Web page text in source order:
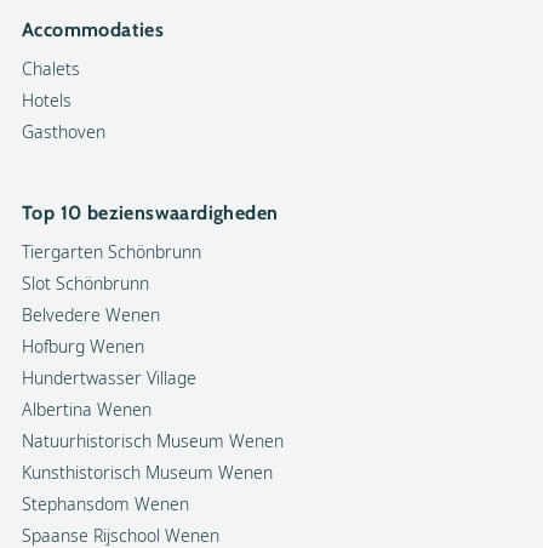
Accommodaties
Chalets
Hotels
Gasthoven
Top 10 bezienswaardigheden
Tiergarten Schönbrunn
Slot Schönbrunn
Belvedere Wenen
Hofburg Wenen
Hundertwasser Village
Albertina Wenen
Natuurhistorisch Museum Wenen
Kunsthistorisch Museum Wenen
Stephansdom Wenen
Spaanse Rijschool Wenen